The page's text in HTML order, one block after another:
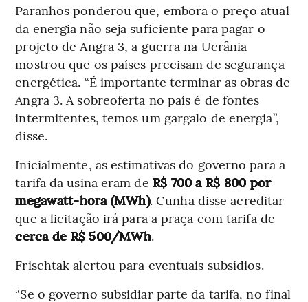
Paranhos ponderou que, embora o preço atual
da energia não seja suficiente para pagar o
projeto de Angra 3, a guerra na Ucrânia
mostrou que os países precisam de segurança
energética. “É importante terminar as obras de
Angra 3. A sobreoferta no país é de fontes
intermitentes, temos um gargalo de energia”,
disse.
Inicialmente, as estimativas do governo para a
tarifa da usina eram de R$ 700 a R$ 800 por
megawatt-hora (MWh). Cunha disse acreditar
que a licitação irá para a praça com tarifa de
cerca de R$ 500/MWh.
Frischtak alertou para eventuais subsídios.
“Se o governo subsidiar parte da tarifa, no final